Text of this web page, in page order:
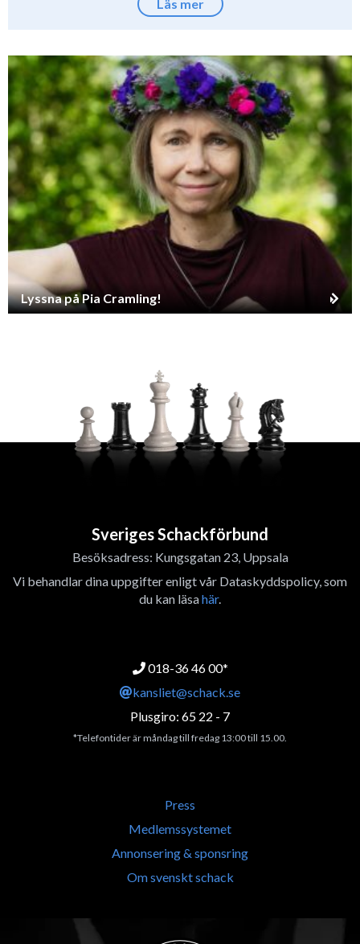
Läs mer
Lyssna på Pia Cramling!
Sveriges Schackförbund
Besöksadress: Kungsgatan 23, Uppsala
Vi behandlar dina uppgifter enligt vår Dataskyddspolicy, som
du kan läsahär.
018-36 46 00*
kansliet@schack.se
Plusgiro: 65 22 - 7
*Telefontider är måndag till fredag 13:00 till 15.00.
Press
Medlemssystemet
Annonsering & sponsring
Om svenskt schack